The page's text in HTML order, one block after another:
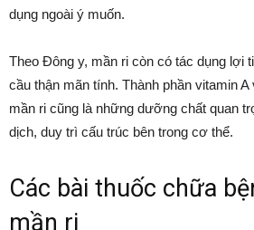
dụng ngoài ý muốn.
Theo Đông y, mần ri còn có tác dụng lợi
cầu thận mãn tính. Thành phần vitamin
mần ri cũng là những dưỡng chất quan
dịch, duy trì cấu trúc bên trong cơ thể.
Các bài thuốc chữa
mần ri